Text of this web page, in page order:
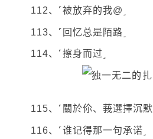
112、˹被放弃的我@˼
113、˹回忆总是陌路˼
114、˹擦身而过˼
115、˹關於伱、莪選擇沉默˼
116、˹谁记得那一句承诺˼